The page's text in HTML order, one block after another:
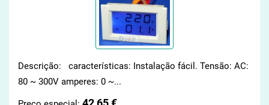
Descrição: características: Instalação fácil. Tensão: AC:
80 ~ 300V amperes: 0 ~...